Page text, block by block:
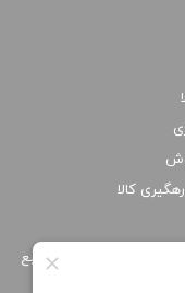
غیر تجاری و با ذکر منبع
کالا